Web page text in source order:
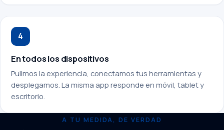
4
En todos los dispositivos
Pulimos la experiencia, conectamos tus herramientas y
desplegamos. La misma app responde en móvil, tablet y
escritorio.
A TU MEDIDA, DE VERDAD